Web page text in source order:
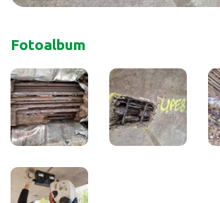
Fotoalbum